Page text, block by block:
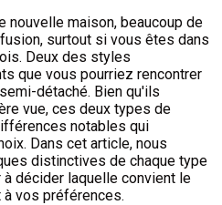
nouvelle maison, beaucoup de
surtout si vous êtes dans
Deux des styles
que vous pourriez rencontrer
détaché. Bien qu'ils
vue, ces deux types de
notables qui
Dans cet article, nous
distinctives de chaque type
décider laquelle convient le
vos préférences.